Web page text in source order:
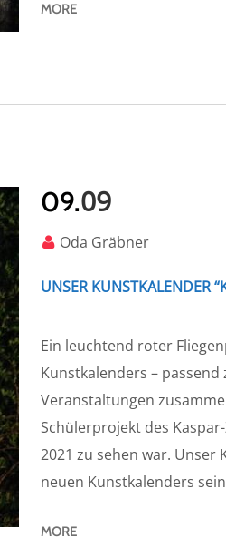
MORE
09.09
Oda Gräbner
UNSER KUNSTKALENDER
Ein leuchtend roter
Kunstkalenders –
Veranstaltungen
Schülerprojekt des Kaspar-
2021 zu sehen war. Unser
neuen Kunstkalenders
MORE